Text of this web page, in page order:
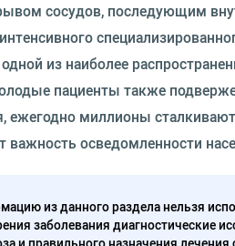
сосудов, последующим
из наиболее
пациенты также
ежегодно миллионы
важность осведомленности
из данного раздела нельзя
заболевания диагностические